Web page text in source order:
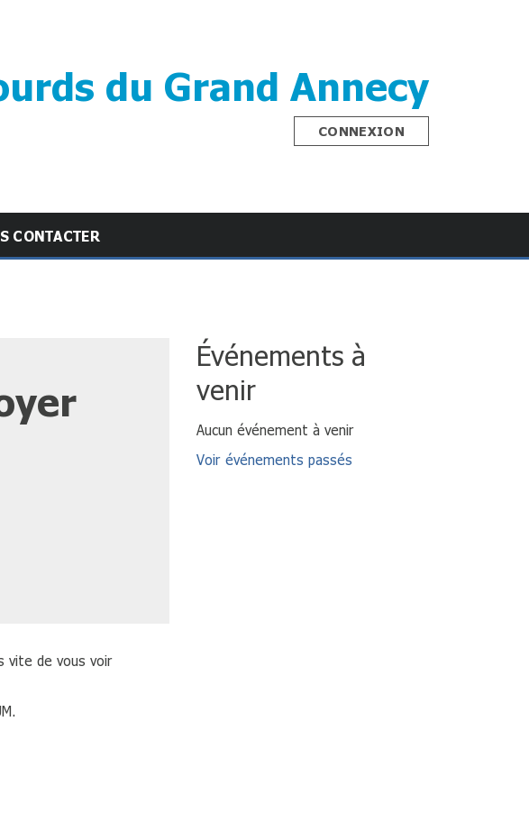
du Grand Annecy
CONNEXION
CONTACTER
vite de vous voir
Événements à
venir
Aucun événement à venir
Voir événements passés